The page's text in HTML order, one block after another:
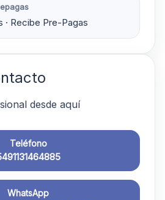
· Recibe Pre-Pagas
desde aquí
Teléfono
WhatsApp